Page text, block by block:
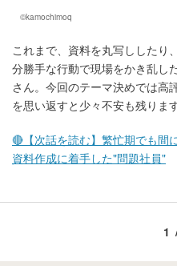
©kamochimoq
これまで、資料を丸写ししたり
分勝手な行動で現場をかき乱し
さん。今回のテーマ決めでは高
を思い返すと少々不安も残ります
🔴【次話を読む】繁忙期でも間
資料作成に着手した"問題社員"